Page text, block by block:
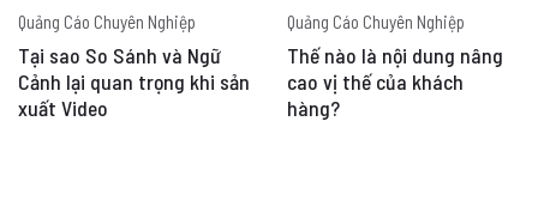
Quảng Cáo Chuyên Nghiệp
Tại sao So Sánh và Ngữ
Cảnh lại quan trọng khi sản
xuất Video
Quảng Cáo Chuyên Nghiệp
Thế nào là nội dung nâng
cao vị thế của khách
hàng?